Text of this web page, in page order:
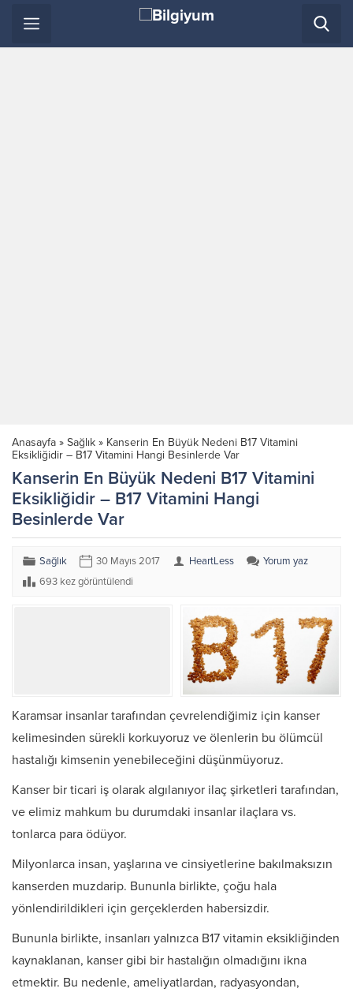
Anasayfa » Sağlık » Kanserin En Büyük Nedeni B17 Vitamini
Eksikliğidir – B17 Vitamini Hangi Besinlerde Var
Kanserin En Büyük Nedeni B17 Vitamini
Eksikliğidir – B17 Vitamini Hangi
Besinlerde Var
Sağlık 30 Mayıs 2017 HeartLess
Yorum yaz
693 kez görüntülendi
Karamsar insanlar tarafından çevrelendiğimiz için kanser
kelimesinden sürekli korkuyoruz ve ölenlerin bu ölümcül
hastalığı kimsenin yenebileceğini düşünmüyoruz.
Kanser bir ticari iş olarak algılanıyor ilaç şirketleri tarafından,
ve elimiz mahkum bu durumdaki insanlar ilaçlara vs.
tonlarca para ödüyor.
Milyonlarca insan, yaşlarına ve cinsiyetlerine bakılmaksızın
kanserden muzdarip. Bununla birlikte, çoğu hala
yönlendirildikleri için gerçeklerden habersizdir.
Bununla birlikte, insanları yalnızca B17 vitamin eksikliğinden
kaynaklanan, kanser gibi bir hastalığın olmadığını ikna
etmektir. Bu nedenle, ameliyatlardan, radyasyondan,